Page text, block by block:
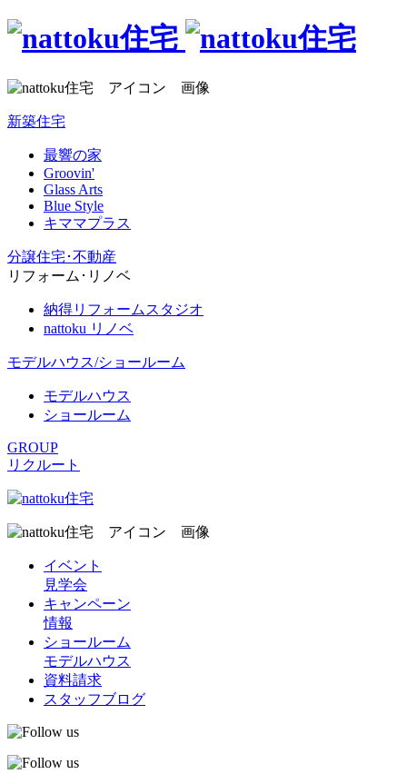
新築住宅
最響の家
Groovin'
Glass Arts
Blue Style
キママプラス
分譲住宅･不動産
リフォーム･リノベ
納得リフォームスタジオ
nattoku リノベ
モデルハウス/ショールーム
モデルハウス
ショールーム
GROUP
リクルート
イベント
見学会
キャンペーン
情報
ショールーム
モデルハウス
資料請求
スタッフブログ